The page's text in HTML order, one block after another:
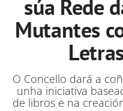
súa Rede
Mutantes
O Concello dará a
unha iniciativa
de libros e na